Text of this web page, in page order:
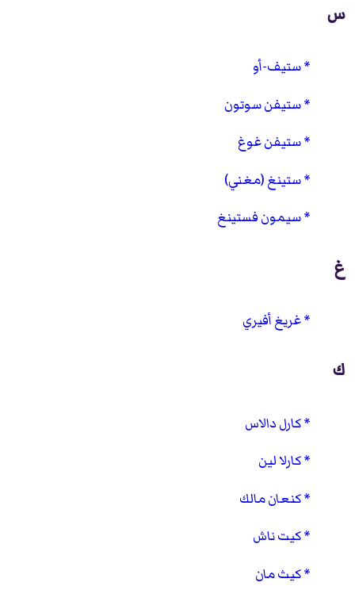
س
ستيف-أو
ستيفن سوتون
ستيفن غوغ
ستينغ (مغني)
سيمون فستينغ
غ
غريغ أفيري
ك
كارل دالاس
كارلا لين
كنعان مالك
كيت ناش
كيث مان